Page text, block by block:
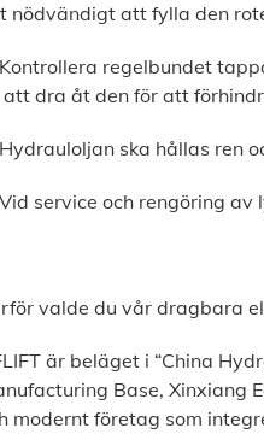
nödvändigt att fylla den
regelbundet
dra åt den för att
ska hållas ren
service och rengöring
valde du vår dragbara
är beläget i “China
Base, Xinxiang
modernt företag som